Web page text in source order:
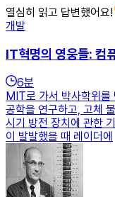
열심히 읽고 답변했어요!
개발
IT혁명의 영웅들: 컴
6분
MIT로 가서 박사학위를
공학을 연구하고, 고체
시기 방전 장치에 관한
이 발발했을 때 레이더에